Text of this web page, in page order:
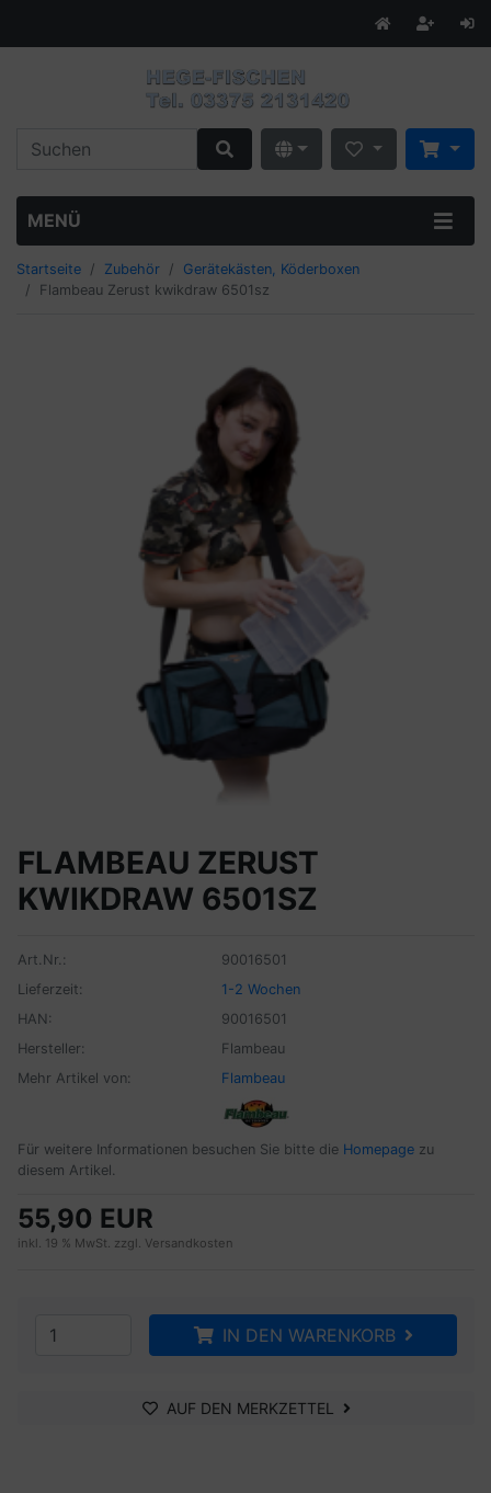
MENÜ
Startseite Zubehör
Gerätekästen, Köderboxen
Flambeau Zerust kwikdraw 6501sz
FLAMBEAU ZERUST
KWIKDRAW 6501SZ
Art.Nr.:
90016501
Lieferzeit:
1-2 Wochen
HAN:
90016501
Hersteller:
Flambeau
Mehr Artikel von:
Flambeau
Für weitere Informationen besuchen Sie bitte die Homepage zu
diesem Artikel.
55,90 EUR
inkl. 19 % MwSt. zzgl. Versandkosten
IN DEN WARENKORB
AUF DEN MERKZETTEL